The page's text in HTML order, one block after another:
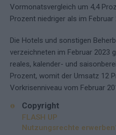
Vormonatsvergleich um 4,4
Prozent niedriger als im Februar
Die Hotels und sonstigen
verzeichneten im Februar 2023
reales, kalender- und
Prozent, womit der Umsatz 12
Vorkrisenniveau vom Februar
Copyright
FLASH UP
Nutzungsrechte